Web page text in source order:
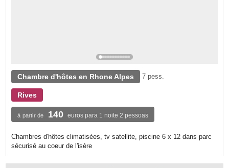
Chambre d'hôtes en Rhone Alpes 7 pess.
Rives
à partir de 140 euros para 1 noite 2 pessoas
Chambres d'hôtes climatisées, tv satellite, piscine 6 x 12 dans parc
sécurisé au coeur de l'isère